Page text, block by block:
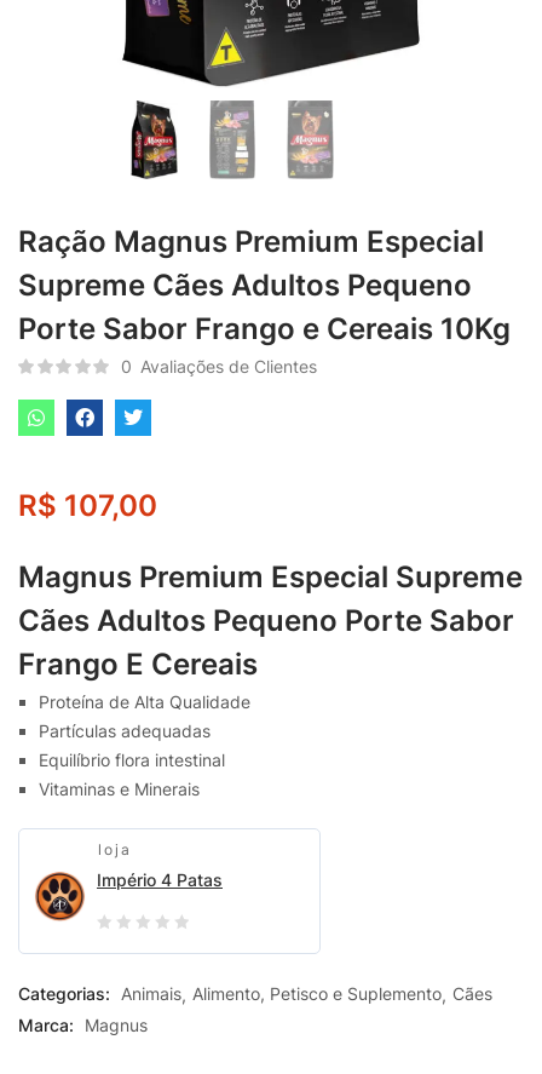
Ração Magnus Premium Especial
Supreme Cães Adultos Pequeno
Porte Sabor Frango e Cereais 10Kg
0 Avaliações de Clientes
R$ 107,00
Magnus Premium Especial Supreme
Cães Adultos Pequeno Porte Sabor
Frango E Cereais
Proteína de Alta Qualidade
Partículas adequadas
Equilíbrio flora intestinal
Vitaminas e Minerais
loja
Império 4 Patas
0
of
5
Categorias: Animais Alimento, Petisco e Suplemento Cães
Marca:
Magnus